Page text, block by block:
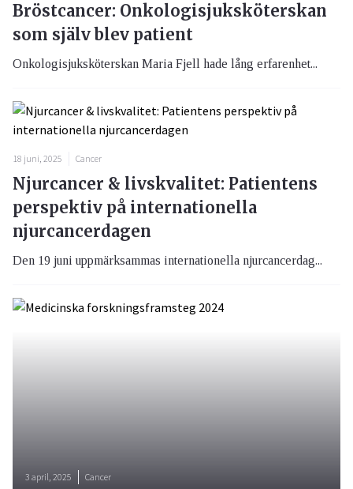
Bröstcancer: Onkologisjuksköterskan
som själv blev patient
Onkologisjuksköterskan Maria Fjell hade lång erfarenhet...
18 juni, 2025 Cancer
Njurcancer & livskvalitet: Patientens
perspektiv på internationella
njurcancerdagen
Den 19 juni uppmärksammas internationella njurcancerdag...
3 april, 2025 Cancer